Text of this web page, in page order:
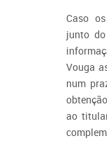
Caso
junto
Vouga
num
ao